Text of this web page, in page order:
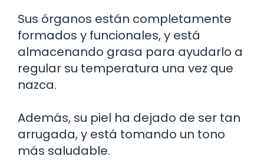
Sus órganos están completamente
formados y funcionales, y está
almacenando grasa para ayudarlo a
regular su temperatura una vez que
nazca.
Además, su piel ha dejado de ser tan
arrugada, y está tomando un tono
más saludable.